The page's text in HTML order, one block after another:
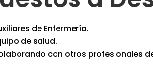
de Enfermería.
de salud.
con otros profesionales